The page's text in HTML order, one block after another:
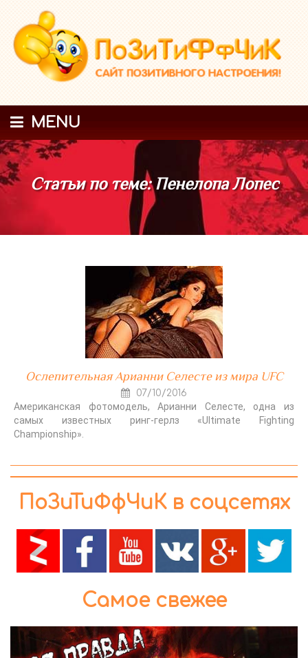
MENU
Статьи по теме: Пенелопа Лопес
Ослепительная Арианни Селесте из мира UFC
07/10/2016
Американская фотомодель, Арианни Селесте, одна из
самых известных ринг-герлз «Ultimate Fighting
Championship».
ПоЗиТиФфЧиК в соцсетях
Самое свежее